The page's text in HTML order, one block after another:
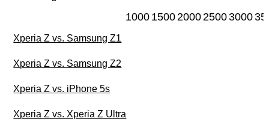
1000 1500200025003000
Xperia Z vs. Samsung Z1
Xperia Z vs. Samsung Z2
Xperia Z vs. iPhone 5s
Xperia Z vs. Xperia Z Ultra